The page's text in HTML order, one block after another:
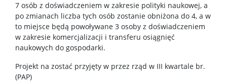
7 osób z doświadczeniem w zakresie polityki naukowej, a
po zmianach liczba tych osób zostanie obniżona do 4, a w
to miejsce będą powoływane 3 osoby z doświadczeniem
w zakresie komercjalizacji i transferu osiągnięć
naukowych do gospodarki.
Projekt na zostać przyjęty w przez rząd w III kwartale br.
(PAP)